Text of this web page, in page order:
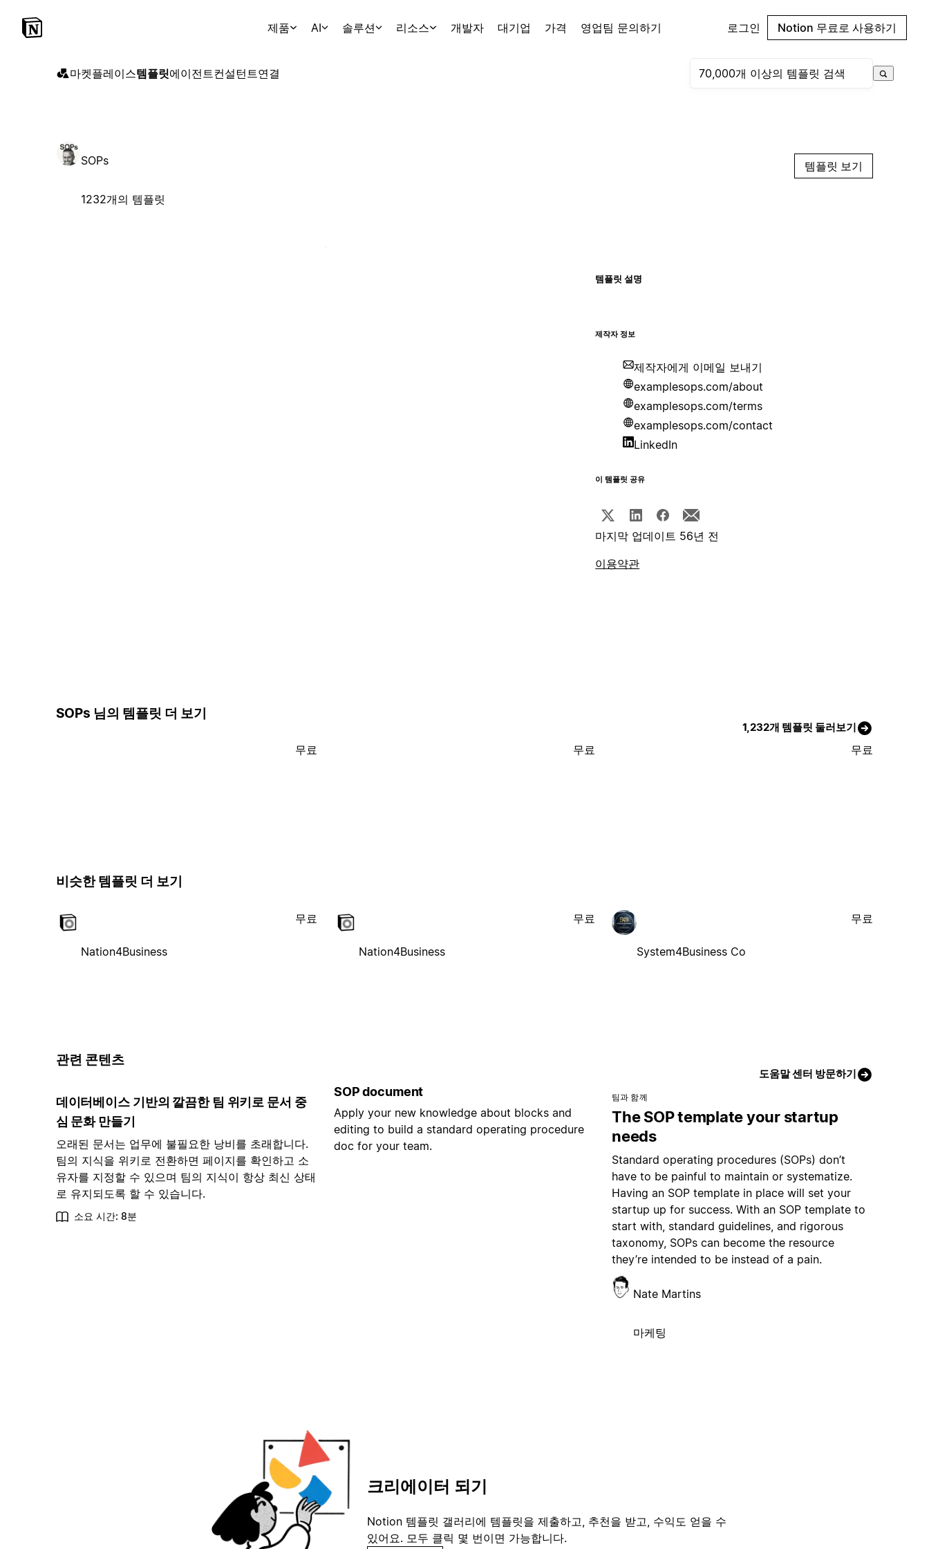
제품 AI 솔루션 리소스 개발자 대기업 가격 영업팀 문의하기 로그인 Notion 무료로 사용하기
마켓플레이스템플릿에이전트컨설턴트연결
SOPs
1232개의 템플릿
템플릿 보기
템플릿 설명
제작자 정보
제작자에게 이메일 보내기
examplesops.com/about
examplesops.com/terms
examplesops.com/contact
LinkedIn
이 템플릿 공유
마지막 업데이트 56년 전
이용약관
SOPs 님의 템플릿 더 보기
1,232개 템플릿 둘러보기
무료 무료 무료
비슷한 템플릿 더 보기
Nation4Business
무료
Nation4Business
무료
System4Business Co
무료
관련 콘텐츠
도움말 센터 방문하기
데이터베이스 기반의 깔끔한 팀 위키로 문서 중
심 문화 만들기
오래된 문서는 업무에 불필요한 낭비를 초래합니다.
팀의 지식을 위키로 전환하면 페이지를 확인하고 소
유자를 지정할 수 있으며 팀의 지식이 항상 최신 상태
로 유지되도록 할 수 있습니다.
소요 시간: 8분
SOP document
Apply your new knowledge about blocks and
editing to build a standard operating procedure
doc for your team.
팀과 함께
The SOP template your startup
needs
Standard operating procedures (SOPs) don’t
have to be painful to maintain or systematize.
Having an SOP template in place will set your
startup up for success. With an SOP template to
start with, standard guidelines, and rigorous
taxonomy, SOPs can become the resource
they’re intended to be instead of a pain.
Nate Martins
마케팅
크리에이터 되기
Notion 템플릿 갤러리에 템플릿을 제출하고, 추천을 받고, 수익도 얻을 수
있어요. 모두 클릭 몇 번이면 가능합니다.